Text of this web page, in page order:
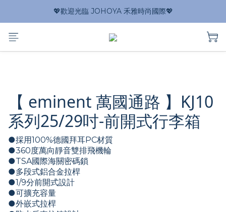
💖歡迎光臨 JOHOYA 禾雅時尚國際💖
【 eminent 萬國通路 】KJ10
系列25/29吋-前開式行李箱
●採用100%德國拜耳PC材質
●360度萬向靜音雙排飛機輪
●TSA國際海關密碼鎖
●多段式鋁合金拉桿
●1/9分前開式設計
●可擴充容量
●外嵌式拉桿